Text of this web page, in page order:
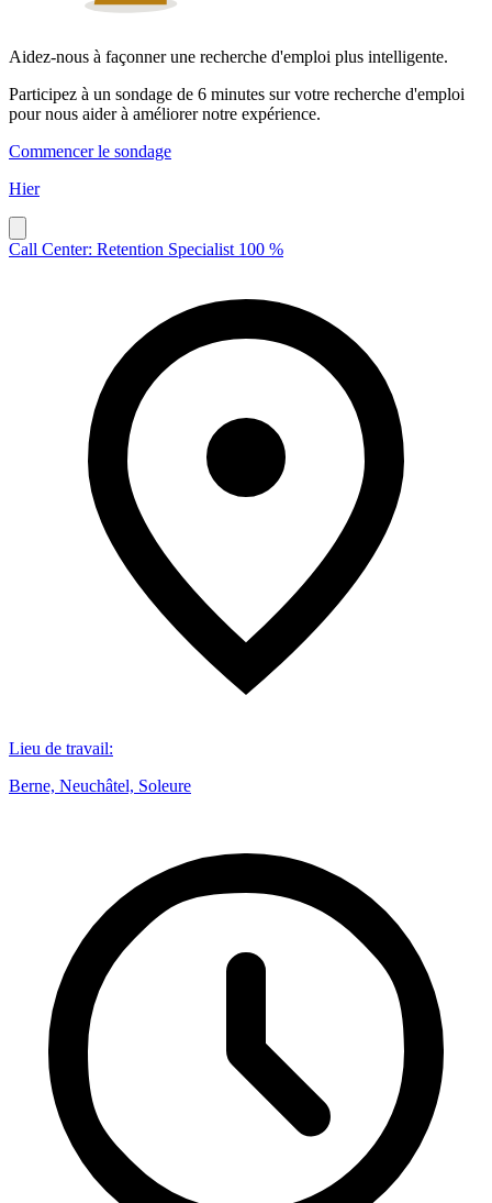
Aidez-nous à façonner une recherche d'emploi plus intelligente.
Participez à un sondage de 6 minutes sur votre recherche d'emploi
pour nous aider à améliorer notre expérience.
Commencer le sondage
Hier
Call Center: Retention Specialist 100 %
Lieu de travail:
Berne, Neuchâtel, Soleure